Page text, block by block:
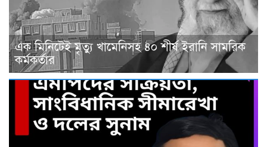
এক মিনিটেই মৃত্যু খামেনিসহ ৪০ শীর্ষ ইরানি সামরিক
কর্মকর্তার